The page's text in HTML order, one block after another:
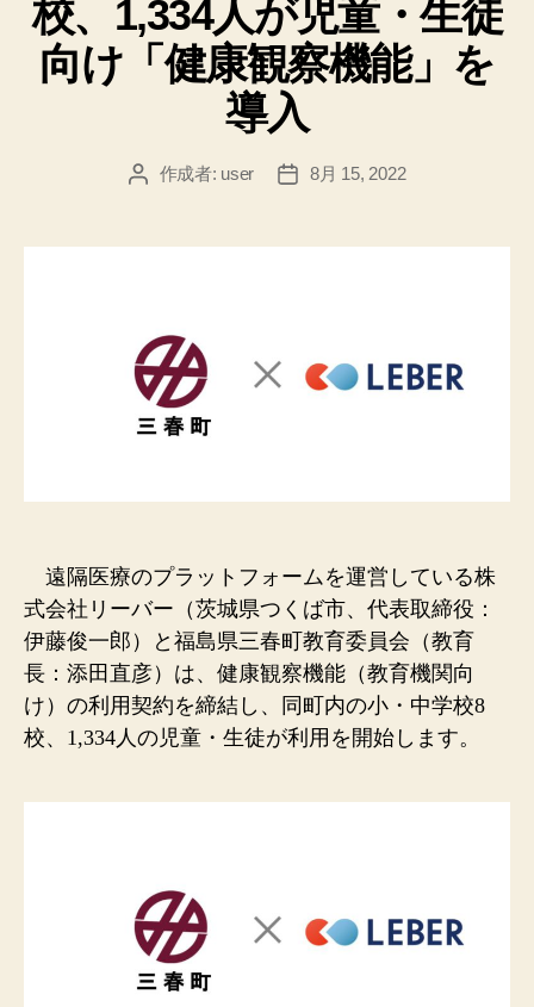
ー
校、1,334人が児童・生徒
向け「健康観察機能」を
導入
投 作成者: user
投
8月 15, 2022
遠隔医療のプラットフォームを運営している株
式会社リーバー（茨城県つくば市、代表取締役：
伊藤俊一郎）と福島県三春町教育委員会（教育
長：添田直彦）は、健康観察機能（教育機関向
け）の利用契約を締結し、同町内の小・中学校8
校、1,334人の児童・生徒が利用を開始します。